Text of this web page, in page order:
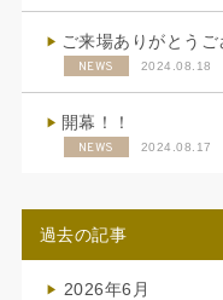
ご来場ありがとう
NEWS 2024.08.18
開幕！！
NEWS 2024.08.17
過去の記事
2026年6月